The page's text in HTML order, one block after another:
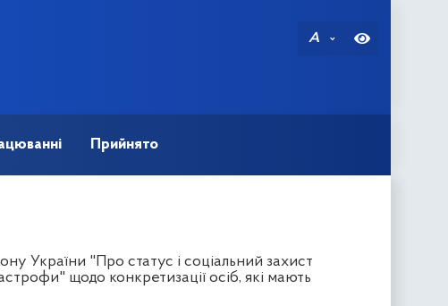
A
Прийнято
України "Про статус і соціальний захист
щодо конкретизації осіб, які мають